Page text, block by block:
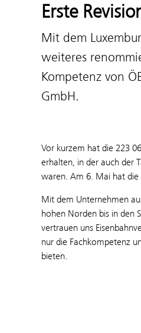
Erste
Mit dem
weiteres
Kompetenz von
GmbH.
Vor kurzem hat die 223
erhalten, in der auch der
waren. Am 6. Mai hat die
Mit dem Unternehmen
hohen Norden bis in den
vertrauen uns
nur die Fachkompetenz
bieten.